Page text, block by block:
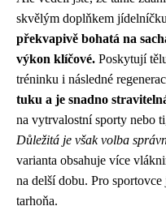
skvělým doplňkem
překvapivě bohatá na
výkon klíčové. Poskytují
tréninku i následné
tuku a je snadno
na vytrvalostní sporty nebo
Důležitá je však volba
varianta obsahuje více
na delší dobu. Pro
tarhoňa.